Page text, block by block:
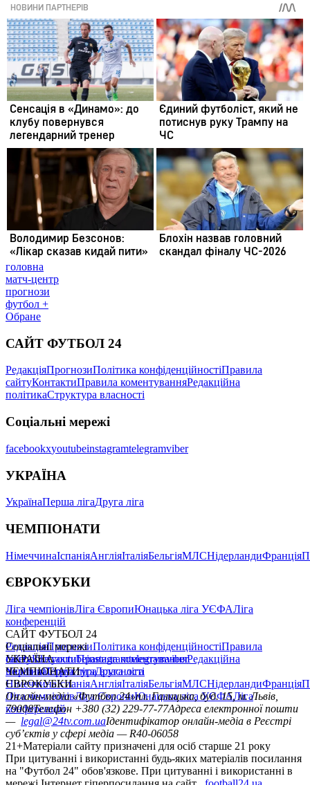
головна
матч-центр
прогнози
футбол +
Обране
САЙТ ФУТБОЛ 24
РедакціяПрогнозиПолітика конфіденційностіПравила
сайтуКонтактиПравила коментуванняРедакційна
політикаСтруктура власності
Соціальні мережі
facebookxyoutubeinstagramtelegramviber
УКРАЇНА
УкраїнаПерша лігаДруга ліга
ЧЕМПІОНАТИ
НімеччинаІспаніяАнгліяІталіяБельгіяМЛСНідерландиФранція
ЄВРОКУБКИ
Ліга чемпіонівЛіга ЄвропиЮнацька ліга УЄФАЛіга
конференцій
САЙТ ФУТБОЛ 24
РедакціяПрогнозиПолітика конфіденційностіПравила
сайтуКонтактиПравила коментуванняРедакційна
політикаСтруктура власності
Соціальні мережі
facebookxyoutubeinstagramtelegramviber
УКРАЇНА
УкраїнаПерша лігаДруга ліга
ЧЕМПІОНАТИ
НімеччинаІспаніяАнгліяІталіяБельгіяМЛСНідерландиФранція
ЄВРОКУБКИ
Ліга чемпіонівЛіга ЄвропиЮнацька ліга УЄФАЛіга
конференцій
Онлайн-медіа «Футбол 24»пл. Галицька, буд. 15, м. Львів,
79008Телефон +380 (32) 229-77-77Адреса електронної пошти
— legal@24tv.com.uaІдентифікатор онлайн-медіа в Реєстрі
суб’єктів у сфері медіа — R40-06058
21+Матеріали сайту призначені для осіб старше 21 року
При цитуванні і використанні будь-яких матеріалів посилання
на "Футбол 24" обов'язкове. При цитуванні і використанні в